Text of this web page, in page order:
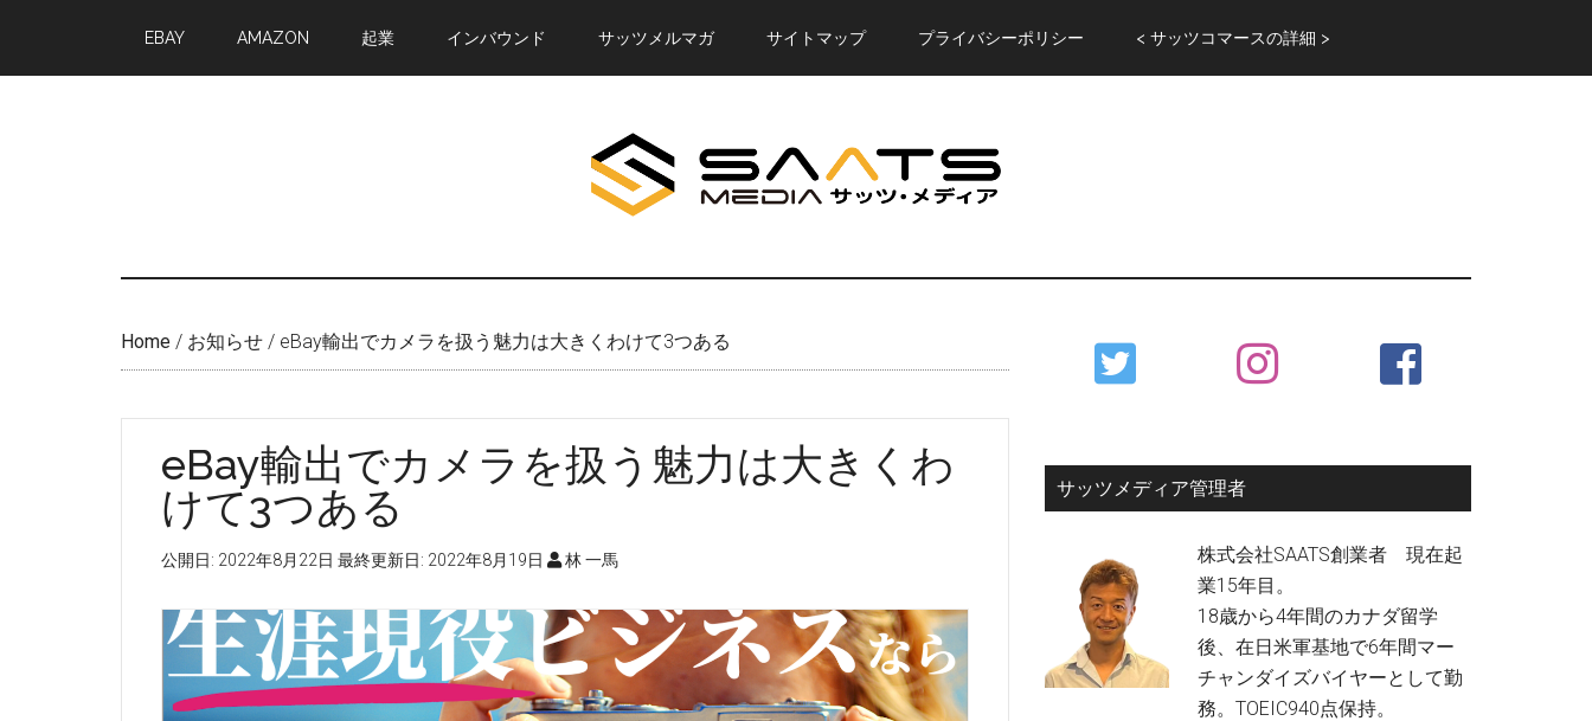
main
primary
EBAY AMAZON 起業 インバウンド サッツメルマガ サイトマップ プライバシーポリシー < サッツコマースの詳細 >
Home / お知らせ / eBay輸出でカメラを扱う魅力は大きくわけて3つある
eBay輸出でカメラを扱う魅力は大きくわ
けて3つある
公開日: 2022年8月22日 最終更新日: 2022年8月19日 林 一馬
Primary
Sidebar
サッツメディア管理者
株式会社SAATS創業者 現在起
業15年目。
18歳から4年間のカナダ留学
後、在日米軍基地で6年間マー
チャンダイズバイヤーとして勤
務。TOEIC940点保持。